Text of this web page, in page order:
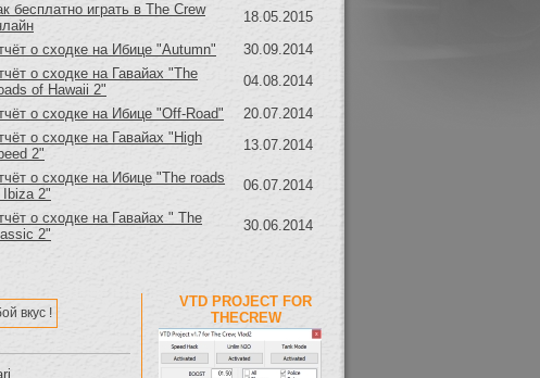
бесплатно играть в The Crew
18.05.2015
о сходке на Ибице "Autumn"
30.09.2014
о сходке на Гавайах "The
of Hawaii 2"
04.08.2014
о сходке на Ибице "Off-Road"
20.07.2014
о сходке на Гавайах "High
2"
13.07.2014
о сходке на Ибице "The roads
Ibiza 2"
06.07.2014
о сходке на Гавайах " The
2"
30.06.2014
VTD PROJECT FOR
THECREW
вкус !